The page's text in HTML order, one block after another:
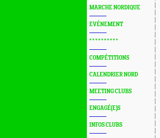
MARCHE NORDIQUE
EVÉNEMENT
* * * * * * * * * *
COMPÉTITIONS
CALENDRIER NORD
MEETING CLUBS
ENGAGÉ(E)S
INFOS CLUBS